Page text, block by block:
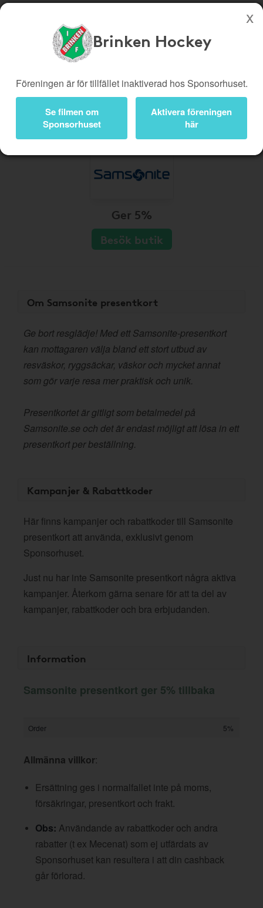
Köp genom denna sida stöttar Brinken Hockey
Presentkort
Kampanjer
Bli medlem
Logga in
Brinken Hockey
Föreningen är för tillfället inaktiverad hos Sponsorhuset.
Se filmen om
Sponsorhuset
Aktivera föreningen
här
Ger 5%
Besök butik
Om Samsonite presentkort
Ge bort resglädje! Med ett Samsonite-presentkort
kan mottagaren välja bland ett stort utbud av
resväskor, ryggsäckar, väskor och mycket annat
som gör varje resa mer praktisk och unik.
Presentkortet är gitligt som betalmedel på
Samsonite.se och det är endast möjligt att lösa in ett
presentkort per beställning.
Kampanjer & Rabattkoder
Här finns kampanjer och rabattkoder till Samsonite
presentkort att använda, exklusivt genom
Sponsorhuset.
Just nu har inte Samsonite presentkort några aktiva
kampanjer. Återkom gärna senare för att ta del av
kampanjer, rabattkoder och bra erbjudanden.
Information
Samsonite presentkort ger 5% tillbaka
Order 5%
Allmänna villkor:
Ersättning ges i normalfallet inte på moms,
försäkringar, presentkort och frakt.
Obs: Användande av rabattkoder och andra
rabatter (t ex Mecenat) som ej utfärdats av
Sponsorhuset kan resultera i att din cashback
går förlorad.